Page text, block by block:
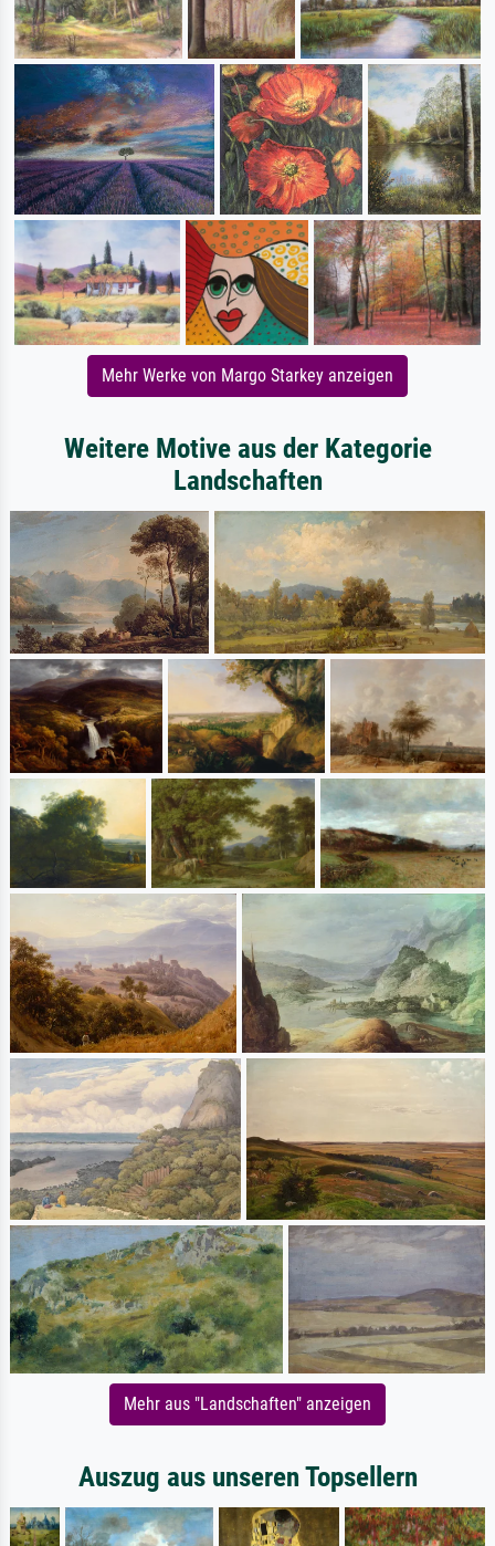
Mehr Werke von Margo Starkey anzeigen
Weitere Motive aus der Kategorie
Landschaften
Mehr aus "Landschaften" anzeigen
Auszug aus unseren Topsellern